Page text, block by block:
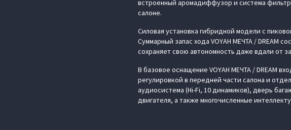
встроенный аромадиффузор и система
салоне.
Силовая установка гибридной модели с
Суммарный запас хода VOYAH МЕЧТА / DREAM
сохраняет свою автономность даже вдали от
В базовое оснащение VOYAH МЕЧТА / DREAM
регулировкой в передней части салона и
аудиосистема (Hi-Fi, 10 динамиков), дверь
двигателя, а также многочисленные